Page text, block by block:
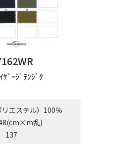
ｹﾞｰｼﾞﾃﾝｼﾞｸ
エステル）100％
乱)
137